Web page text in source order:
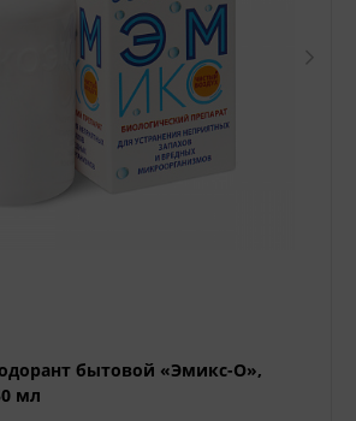
бытовой «Эмикс-О»,
мл